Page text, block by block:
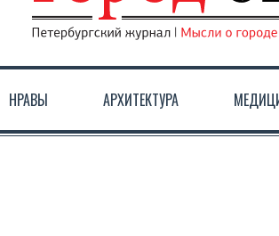
НРАВЫ АРХИТЕКТУРА